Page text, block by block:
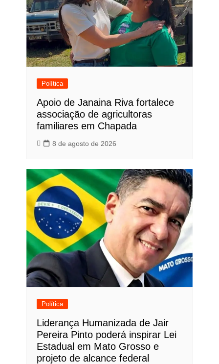
Política
Apoio de Janaina Riva fortalece
associação de agricultoras
familiares em Chapada
8 de agosto de 2026
Política
Liderança Humanizada de Jair
Pereira Pinto poderá inspirar Lei
Estadual em Mato Grosso e
projeto de alcance federal